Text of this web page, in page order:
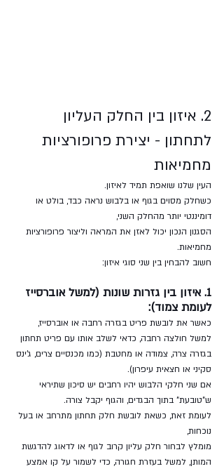
2. איזון בין החלק העליון
לתחתון - יצירת פרופורציות
מחמיאות
העין שלנו שואפת תמיד לאיזון.
כשחלק מסוים בגוף או בלבוש נראה כבד, בולט או
דומיננטי יותר מהחלק השני,
הסגנון הנכון יכול לאזן את המראה וליצור פרופורציות
מחמיאות.
חשוב להבחין בין שני סוגי איזון:
1. איזון בין גזרות שונות (למשל אוברסייז
לעומת צמוד):
כאשר את לובשת פריט בגזרה רחבה או אוברסייז,
למשל חולצה רחבה, כדאי לשלב אותו עם פריט תחתון
בגזרה צרה, צמודה או מחטבת (כמו מכנסיים צרים, ג'ינס
סקיני או חצאית עיפרון).
אם שני חלקי הלבוש יהיו רחבים יש סיכון שתיראי
ש"טובעת" בתוך הבגדים, והגוף יקבל צורה.
לעומת זאת, כשאת לובשת חלק תחתון מתרחב או בעל
נוכחות,
מומלץ לבחור חלק עליון קרוב לגוף או לדאוג להדגשת
המותן, למשל בעזרת חגורה, כדי לשמור על קו אמצע